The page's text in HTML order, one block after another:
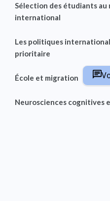
Sélection des étudiants au
international
Les politiques
prioritaire
École et migration À
Neurosciences cognitives